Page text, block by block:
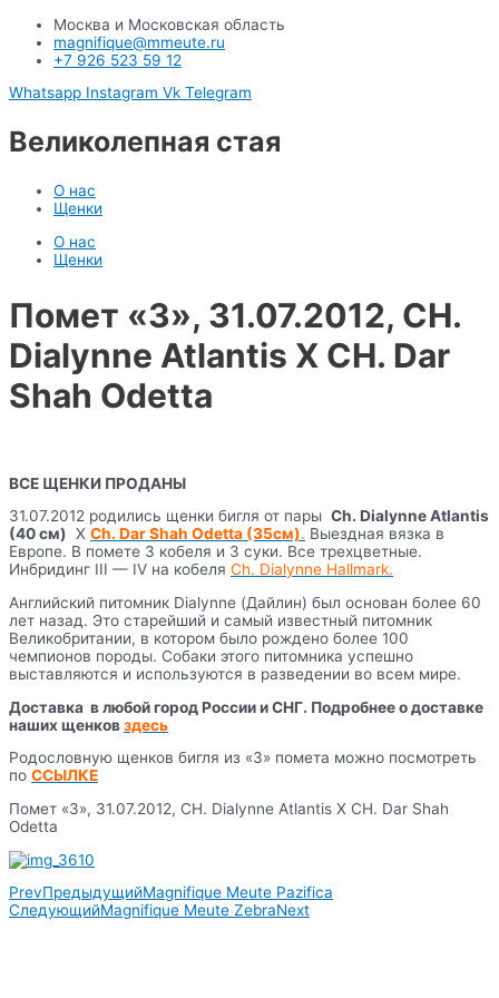
Москва и Московская область
magnifique@mmeute.ru
+7 926 523 59 12
Whatsapp Instagram Vk Telegram
Великолепная стая
О нас
Щенки
О нас
Щенки
Помет «З», 31.07.2012, CH.
Dialynne Atlantis X CH. Dar
Shah Odetta
ВСЕ ЩЕНКИ ПРОДАНЫ
31.07.2012 родились щенки бигля от пары Ch. Dialynne Atlantis
(40 см) X Ch. Dar Shah Odetta (35см). Выездная вязка в
Европе. В помете 3 кобеля и 3 суки. Все трехцветные.
Инбридинг III — IV на кобеля Ch. Dialynne Hallmark.
Английский питомник Dialynne (Дайлин) был основан более 60
лет назад. Это старейший и самый известный питомник
Великобритании, в котором было рождено более 100
чемпионов породы. Собаки этого питомника успешно
выставляются и используются в разведении во всем мире.
Доставка в любой город России и СНГ. Подробнее о доставке
наших щенковздесь
Родословную щенков бигля из «З» помета можно посмотреть
по ССЫЛКЕ
Помет «З», 31.07.2012, CH. Dialynne Atlantis X CH. Dar Shah
Odetta
PrevПредыдущийMagnifique Meute Pazifica
СледующийMagnifique Meute ZebraNext